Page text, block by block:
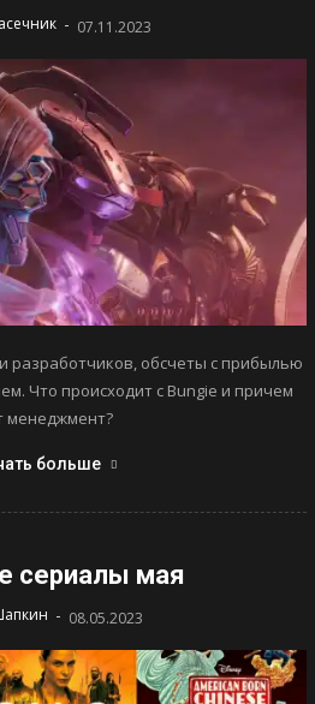
- 07.11.2023
разработчиков, обсчеты с прибылью
Что происходит с Bungie и причем
менеджмент?
больше
сериалы мая
- 08.05.2023